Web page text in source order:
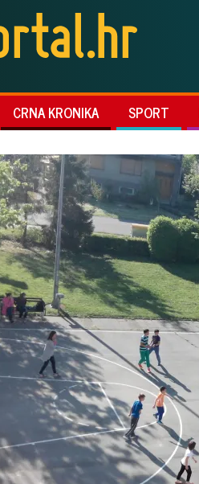
CRNA KRONIKA SPORT